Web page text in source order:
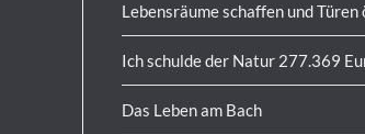
Lebensräume schaffen und Türen
Ich schulde der Natur 277.369
Das Leben am Bach